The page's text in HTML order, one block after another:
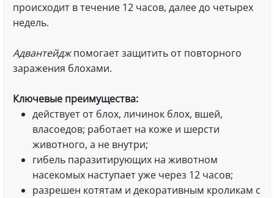
происходит в течение 12 часов, далее до четырех
недель.
Адвантейджпомогает защитить от повторного
заражения блохами.
Ключевые преимущества:
действует от блох, личинок блох, вшей,
власоедов; работает на коже и шерсти
животного, а не внутри;
гибель паразитирующих на животном
насекомых наступает уже через 12 часов;
разрешен котятам и декоративным кроликам с